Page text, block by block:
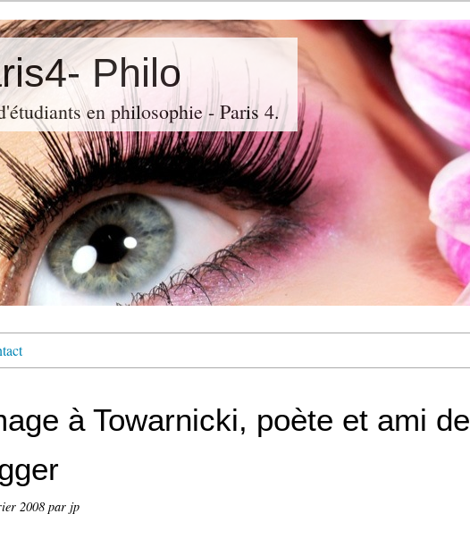
Philo
en philosophie - Paris 4.
à Towarnicki, poète et ami de
2008 par jp